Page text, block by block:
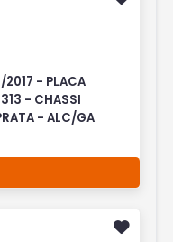
2017 - PLACA
- CHASSI
- ALC/GA